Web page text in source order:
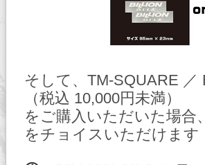
そして、TM-SQUARE
（税込 10,000円未満）
をご購入いただいた場
をチョイスいただけます